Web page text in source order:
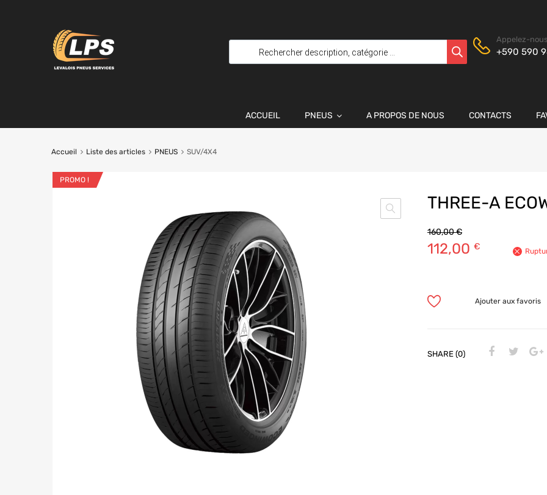
Appelez-
+590 590
ACCUEIL PNEUS A PROPOS DE NOUS CONTACTS
Accueil Liste des articles PNEUS SUV/4X4
PROMO !
THREE-A
160,00€
112,00 €
Ajouter aux favoris
SHARE (0)